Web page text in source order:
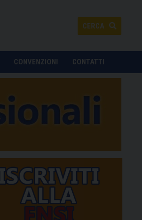
CERCA
CONVENZIONI CONTATTI